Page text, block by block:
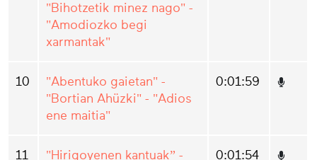
"Bihotzetik minez nago" -
"Amodiozko begi
xarmantak"
10
"Abentuko gaietan" -
"Bortian Ahüzki" - "Adios
ene maitia"
0:01:59
11
"Hirigoyenen kantuak” -
0:01:54